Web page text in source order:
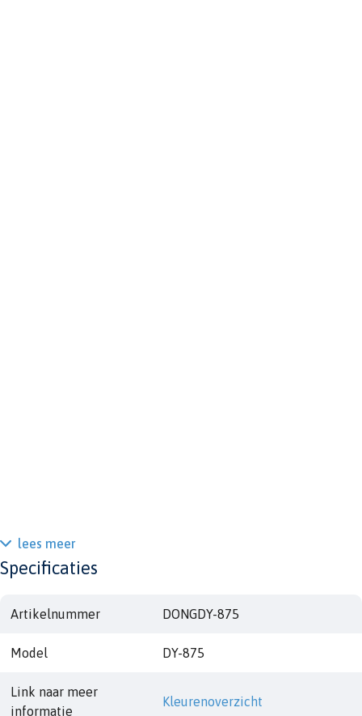
lees meer
Specificaties
Artikelnummer DONGDY-875
Model DY-875
Link naar meer
informatie
Kleurenoverzicht